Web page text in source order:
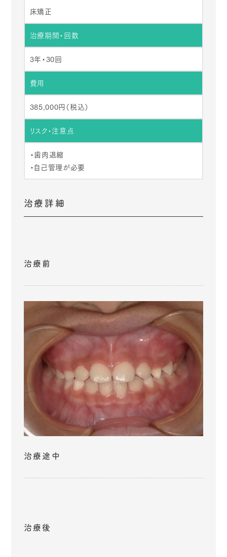
床矯正
治療期間・回数
3年・30回
費用
385,000円（税込）
リスク・注意点
・歯肉退縮
・自己管理が必要
治療詳細
治療前
治療途中
治療後